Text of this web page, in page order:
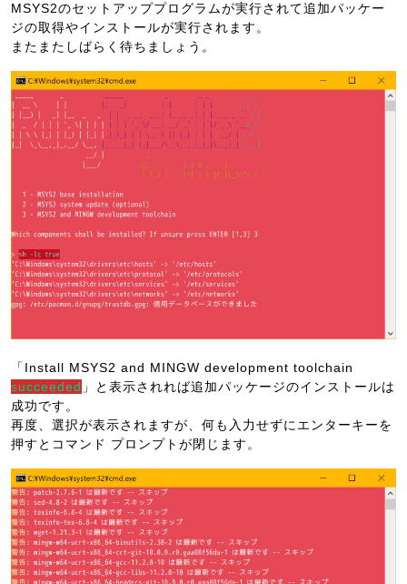
MSYS2のセットアッププログラムが実行されて追加パッケー
ジの取得やインストールが実行されます。
またまたしばらく待ちましょう。
「Install MSYS2 and MINGW development toolchain
succeeded 」と表示されれば追加パッケージのインストールは
成功です。
再度、選択が表示されますが、何も入力せずにエンターキーを
押すとコマンド プロンプトが閉じます。